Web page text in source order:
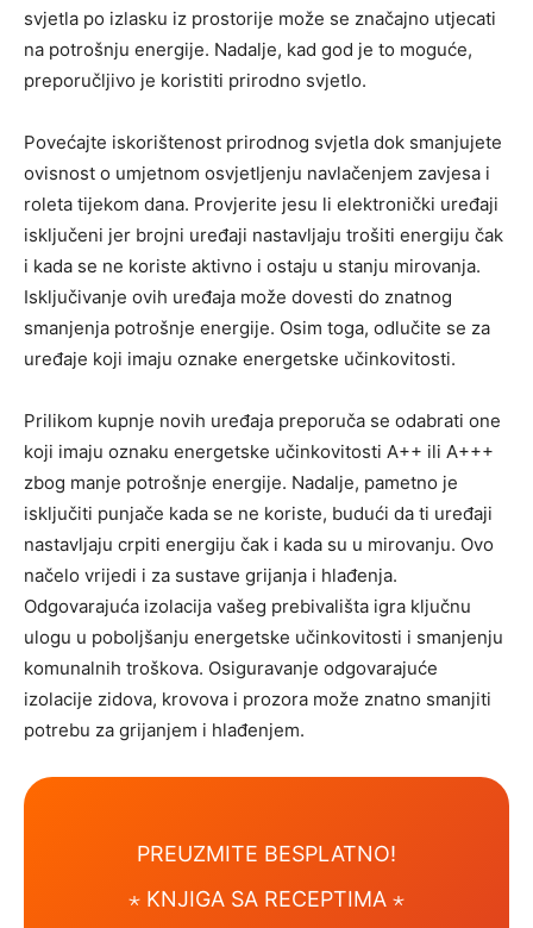
svjetla po izlasku iz prostorije može se značajno utjecati
na potrošnju energije. Nadalje, kad god je to moguće,
preporučljivo je koristiti prirodno svjetlo.
Povećajte iskorištenost prirodnog svjetla dok smanjujete
ovisnost o umjetnom osvjetljenju navlačenjem zavjesa i
roleta tijekom dana. Provjerite jesu li elektronički uređaji
isključeni jer brojni uređaji nastavljaju trošiti energiju čak
i kada se ne koriste aktivno i ostaju u stanju mirovanja.
Isključivanje ovih uređaja može dovesti do znatnog
smanjenja potrošnje energije. Osim toga, odlučite se za
uređaje koji imaju oznake energetske učinkovitosti.
Prilikom kupnje novih uređaja preporuča se odabrati one
koji imaju oznaku energetske učinkovitosti A++ ili A+++
zbog manje potrošnje energije. Nadalje, pametno je
isključiti punjače kada se ne koriste, budući da ti uređaji
nastavljaju crpiti energiju čak i kada su u mirovanju. Ovo
načelo vrijedi i za sustave grijanja i hlađenja.
Odgovarajuća izolacija vašeg prebivališta igra ključnu
ulogu u poboljšanju energetske učinkovitosti i smanjenju
komunalnih troškova. Osiguravanje odgovarajuće
izolacije zidova, krovova i prozora može znatno smanjiti
potrebu za grijanjem i hlađenjem.
PREUZMITE BESPLATNO!
⋆ KNJIGA SA RECEPTIMA ⋆